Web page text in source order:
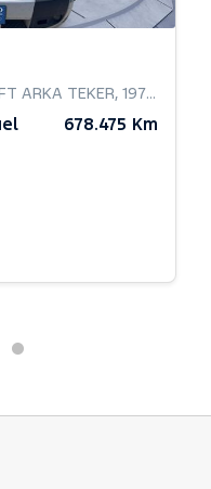
ARKA TEKER, 197Hp
678.475 Km